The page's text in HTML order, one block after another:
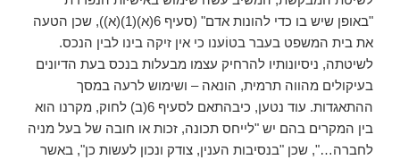
"באופן שיש בו כדי להונות אדם" (סעיף 6(א)(1)(א)), שכן הטעה
את בית המשפט בעבר בטוֹענו כי אין זיקה בינו לבין הנכס.
לשיטתה, ניסיונותיו להרחיק עצמו מבעלות בנכס בעת הדיונים
בעיקולים מהווה תרמית, הונאה – ושימוש לרעה במסך
ההתאגדות. עוד נטען, כיבהתאם לסעיף 6(ב) לחוק, מקרנו הוא
בין המקרים בהם יש "לייחס תכונה, זכות או חובה של בעל מניה
לחברה…", שכן "בנסיבות הענין, צודק ונכון לעשות כן", באשר